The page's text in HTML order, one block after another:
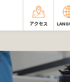
アクセス